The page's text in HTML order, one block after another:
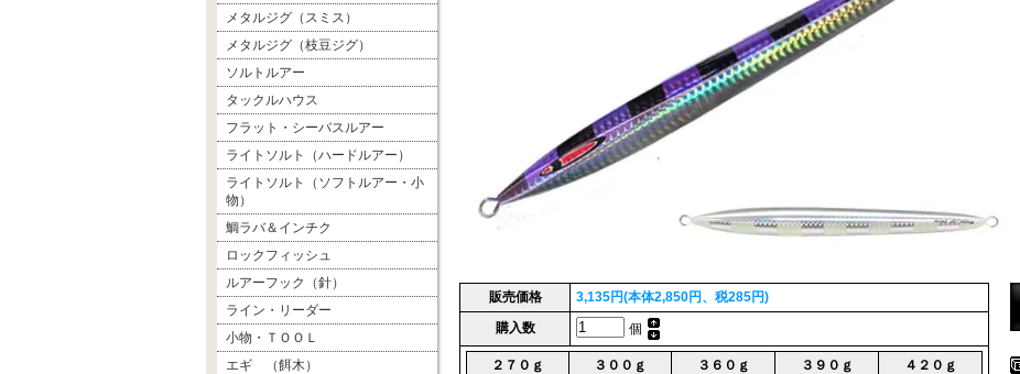
メタルジグ（スミス）
メタルジグ（枝豆ジグ）
ソルトルアー
タックルハウス
フラット・シーバスルアー
ライトソルト（ハードルアー）
ライトソルト（ソフトルアー・小
物）
鯛ラバ＆インチク
ロックフィッシュ
ルアーフック（針）
ライン・リーダー
小物・ＴＯＯＬ
エギ （餌木）
販売価格
3,135円(本体2,850円、税285円)
購入数
個
２７０ｇ ３００ｇ ３６０ｇ ３９０ｇ ４２０ｇ